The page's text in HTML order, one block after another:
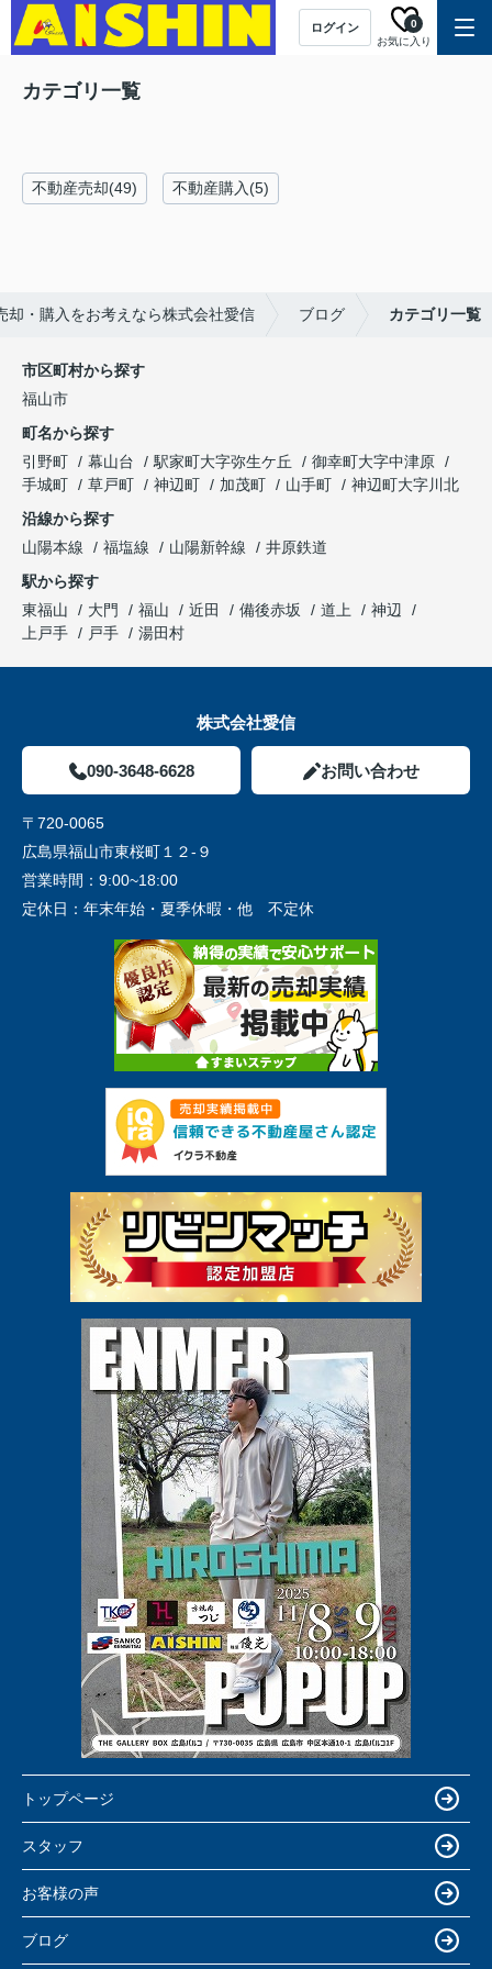
ログイン
お気に入り
0
カテゴリ一覧
不動産売却(49) 不動産購入(5)
却・購入をお考えなら株式会社愛信 ブログ カテゴリ一覧
市区町村から探す
福山市
町名から探す
引野町
幕山台 駅家町大字弥生ケ丘
御幸町大字中津原
手城町
草戸町 神辺町 加茂町 山手町
神辺町大字川北
沿線から探す
山陽本線
福塩線 山陽新幹線
井原鉄道
駅から探す
東福山
大門 福山 近田 備後赤坂 道上
神辺
上戸手
戸手 湯田村
株式会社愛信
090-3648-6628 お問い合わせ
〒720-0065
広島県福山市東桜町１２-９
営業時間： 9:00~18:00
定休日： 年末年始・夏季休暇・他 不定休
トップページ
スタッフ
お客様の声
ブログ